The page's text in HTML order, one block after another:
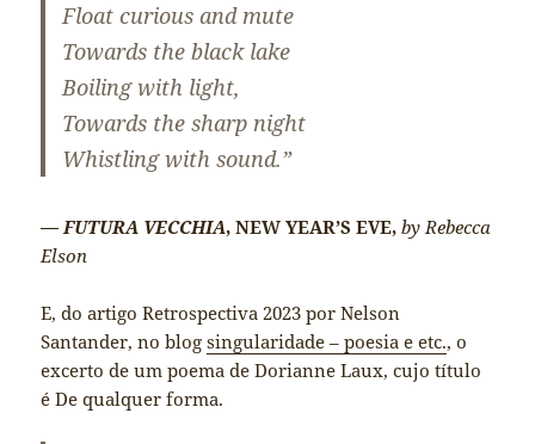
Float curious and mute
Towards the black lake
Boiling with light,
Towards the sharp night
Whistling with sound.”
— FUTURA VECCHIA, NEW YEAR’S EVE,by Rebecca
Elson
E, do artigo Retrospectiva 2023 por Nelson
Santander, no blogsingularidade – poesia e etc., o
excerto de um poema de Dorianne Laux, cujo título
é De qualquer forma.